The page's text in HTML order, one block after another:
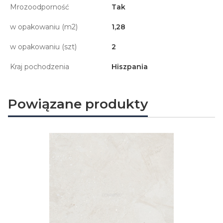
Mrozoodporność Tak
w opakowaniu (m2) 1,28
w opakowaniu (szt) 2
Kraj pochodzenia Hiszpania
Powiązane produkty